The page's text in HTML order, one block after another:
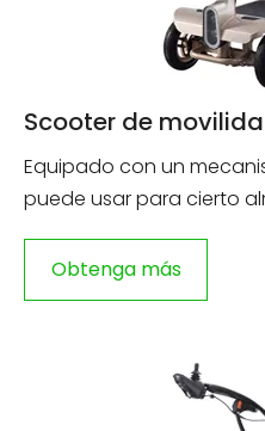
Scooter de
Equipado con un
puede usar para cierto
Obtenga más